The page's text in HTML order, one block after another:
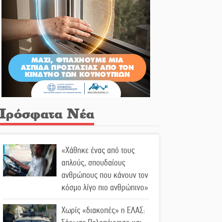
Νέα
«Χάθηκε ένας από τους
απλούς, σπουδαίους
ανθρώπους που κάνουν τον
κόσμο λίγο πιο ανθρώπινο»
Χωρίς «διακοπές» η ΕΛΑΣ: